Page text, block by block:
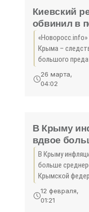
Киевский
обвинил в
Крыма уже
западных
-
Крыма –
большого
как
так и западных
Гордон.
26 марта,
04:02
В Крыму
вдвое
В Крыму
больше
Крымской
округе уровень
2015 году
12 февраля,
01:21